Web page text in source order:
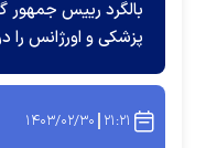
بالگرد رییس جمهور
پزشکی و اورژانس را
۲۱:۲۱ ۱۴۰۳/۰۲/۳۰